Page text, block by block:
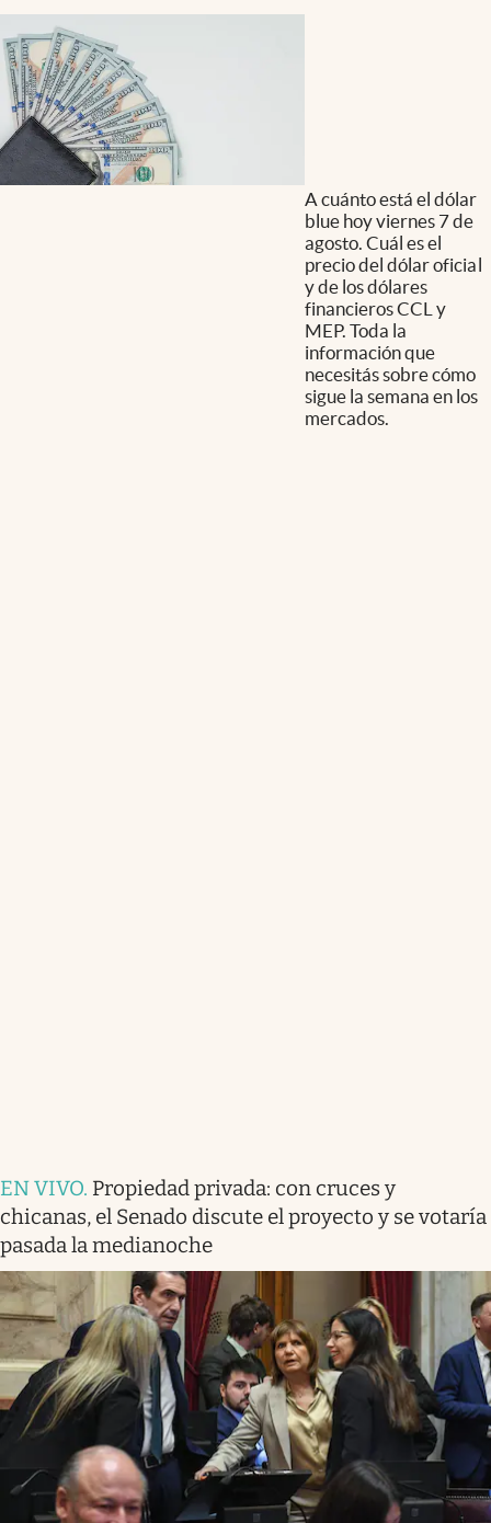
A cuánto está el dólar
blue hoy viernes 7 de
agosto. Cuál es el
precio del dólar oficial
y de los dólares
financieros CCL y
MEP. Toda la
información que
necesitás sobre cómo
sigue la semana en los
mercados.
EN VIVO. Propiedad privada: con cruces y
chicanas, el Senado discute el proyecto y se votaría
pasada la medianoche